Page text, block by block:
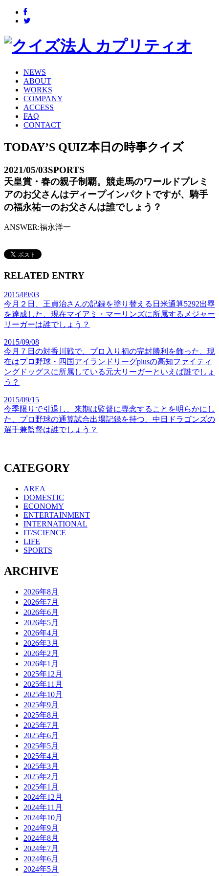
NEWS
ABOUT
WORKS
COMPANY
ACCESS
FAQ
CONTACT
TODAY’S QUIZ本日の時事クイズ
2021/05/03SPORTS
天皇賞・春の親子制覇。競走馬のワールドプレミ
アのお父さんはディープインパクトですが、騎手
の福永祐一のお父さんは誰でしょう？
ANSWER:福永洋一
RELATED ENTRY
2015/09/03
今月２日、王貞治さんの記録を塗り替える日米通算5292出塁
を達成した、現在マイアミ・マーリンズに所属するメジャー
リーガーは誰でしょう？
2015/09/08
今月７日の対香川戦で、プロ入り初の完封勝利を飾った、現
在はプロ野球・四国アイランドリーグplusの高知ファイティ
ングドッグスに所属している元大リーガーといえば誰でしょ
う？
2015/09/15
今季限りで引退し、来期は監督に専念することを明らかにし
た、プロ野球の通算試合出場記録を持つ、中日ドラゴンズの
選手兼監督は誰でしょう？
CATEGORY
AREA
DOMESTIC
ECONOMY
ENTERTAINMENT
INTERNATIONAL
IT/SCIENCE
LIFE
SPORTS
ARCHIVE
2026年8月
2026年7月
2026年6月
2026年5月
2026年4月
2026年3月
2026年2月
2026年1月
2025年12月
2025年11月
2025年10月
2025年9月
2025年8月
2025年7月
2025年6月
2025年5月
2025年4月
2025年3月
2025年2月
2025年1月
2024年12月
2024年11月
2024年10月
2024年9月
2024年8月
2024年7月
2024年6月
2024年5月